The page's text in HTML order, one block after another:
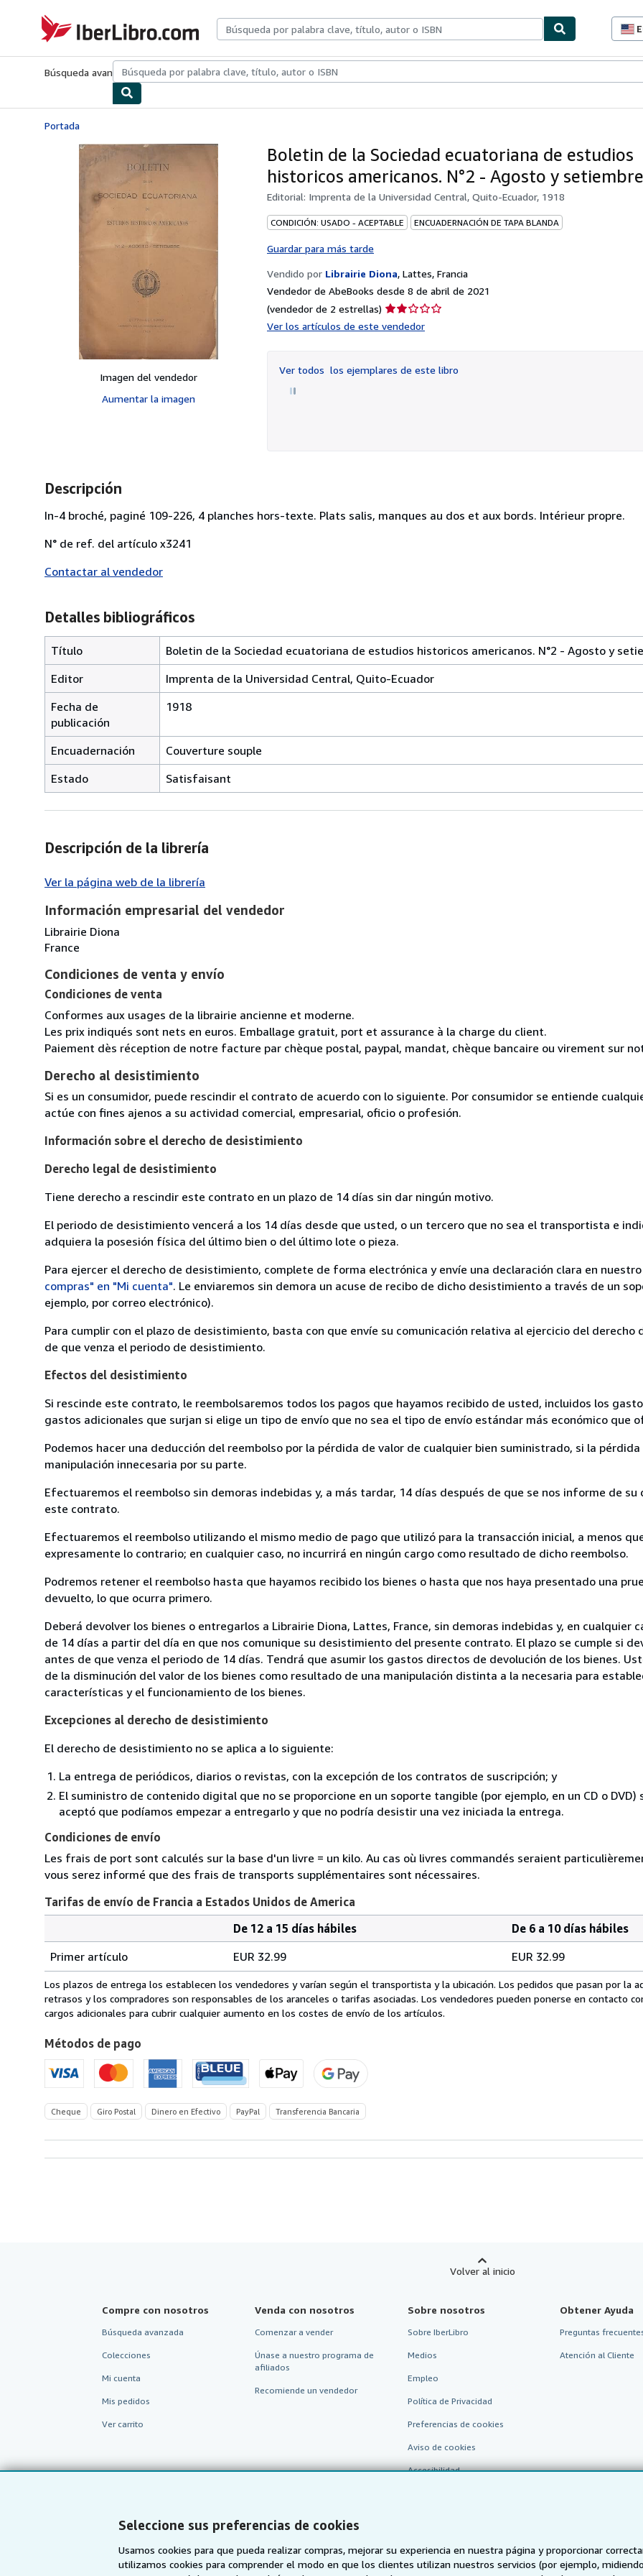
Seleccione sus preferencias de cookies
Usamos cookies para que pueda realizar compras, mejorar su experiencia en nuestra página y proporcionar
utilizamos cookies para comprender el modo en que los clientes utilizan nuestros servicios (por ejemplo,
IberLibro.com
Búsqueda avanzadaColecciones Libros antiguosArte y coleccionismo
Portada
Imagen del vendedor
Aumentar la imagen
Boletin de la Sociedad ecuatoriana de estudios
historicos americanos. N°2 - Agosto y setiembre
Editorial: Imprenta de la Universidad Central, Quito-Ecuador, 1918
CONDICIÓN: USADO - ACEPTABLE ENCUADERNACIÓN DE TAPA BLANDA
Guardar para más tarde
Vendido por Librairie Diona, Lattes, Francia
Vendedor de AbeBooks desde 8 de abril de 2021
(vendedor de 2 estrellas) Calificación
Ver los artículos de este vendedor
Ver todos los ejemplares de este libro
Descripción
In-4 broché, paginé 109-226, 4 planches hors-texte. Plats salis, manques au dos et aux bords. Intérieur propre.
N° de ref. del artículo x3241
Contactar al vendedor
Detalles bibliográficos
Título
Boletin de la Sociedad ecuatoriana de estudios historicos americanos. N°2 - Agosto y
Editor
Imprenta de la Universidad Central, Quito-Ecuador
Fecha de
publicación
1918
Encuadernación
Couverture souple
Estado
Satisfaisant
Descripción de la librería
Ver la página web de la librería
Información empresarial del vendedor
Librairie Diona
France
Condiciones de venta y envío
Condiciones de venta
Conformes aux usages de la librairie ancienne et moderne.
Les prix indiqués sont nets en euros. Emballage gratuit, port et assurance à la charge du client.
Paiement dès réception de notre facture par chèque postal, paypal, mandat, chèque bancaire ou virement sur
Derecho al desistimiento
Si es un consumidor, puede rescindir el contrato de acuerdo con lo siguiente. Por consumidor se entiende
actúe con fines ajenos a su actividad comercial, empresarial, oficio o profesión.
Información sobre el derecho de desistimiento
Derecho legal de desistimiento
Tiene derecho a rescindir este contrato en un plazo de 14 días sin dar ningún motivo.
El periodo de desistimiento vencerá a los 14 días desde que usted, o un tercero que no sea el transportista e
adquiera la posesión física del último bien o del último lote o pieza.
Para ejercer el derecho de desistimiento, complete de forma electrónica y envíe una declaración clara en
compras" en "Mi cuenta". Le enviaremos sin demora un acuse de recibo de dicho desistimiento a través de un
ejemplo, por correo electrónico).
Para cumplir con el plazo de desistimiento, basta con que envíe su comunicación relativa al ejercicio del
de que venza el periodo de desistimiento.
Efectos del desistimiento
Si rescinde este contrato, le reembolsaremos todos los pagos que hayamos recibido de usted, incluidos los
gastos adicionales que surjan si elige un tipo de envío que no sea el tipo de envío estándar más económico que
Podemos hacer una deducción del reembolso por la pérdida de valor de cualquier bien suministrado, si la
manipulación innecesaria por su parte.
Efectuaremos el reembolso sin demoras indebidas y, a más tardar, 14 días después de que se nos informe de
este contrato.
Efectuaremos el reembolso utilizando el mismo medio de pago que utilizó para la transacción inicial, a menos
expresamente lo contrario; en cualquier caso, no incurrirá en ningún cargo como resultado de dicho reembolso.
Podremos retener el reembolso hasta que hayamos recibido los bienes o hasta que nos haya presentado una
devuelto, lo que ocurra primero.
Deberá devolver los bienes o entregarlos a Librairie Diona, Lattes, France, sin demoras indebidas y, en cualquier
de 14 días a partir del día en que nos comunique su desistimiento del presente contrato. El plazo se cumple si
antes de que venza el periodo de 14 días. Tendrá que asumir los gastos directos de devolución de los bienes.
de la disminución del valor de los bienes como resultado de una manipulación distinta a la necesaria para
características y el funcionamiento de los bienes.
Excepciones al derecho de desistimiento
El derecho de desistimiento no se aplica a lo siguiente:
La entrega de periódicos, diarios o revistas, con la excepción de los contratos de suscripción; y
El suministro de contenido digital que no se proporcione en un soporte tangible (por ejemplo, en un CD o DVD)
aceptó que podíamos empezar a entregarlo y que no podría desistir una vez iniciada la entrega.
Condiciones de envío
Les frais de port sont calculés sur la base d'un livre = un kilo. Au cas où livres commandés seraient
vous serez informé que des frais de transports supplémentaires sont nécessaires.
Tarifas de envío de Francia a Estados Unidos de America
de
envío
de
Francia
Estados
Unidos
de
America
pedido
De 12 a 15 días hábiles
De 6 a 10 días hábiles
Primer artículo
EUR 32.99 EUR 32.99
Los plazos de entrega los establecen los vendedores y varían según el transportista y la ubicación. Los pedidos que pasan por la
retrasos y los compradores son responsables de los aranceles o tarifas asociadas. Los vendedores pueden ponerse en contacto
cargos adicionales para cubrir cualquier aumento en los costes de envío de los artículos.
Métodos de pago
Cheque Giro Postal Dinero en Efectivo PayPal Transferencia Bancaria
Volver al inicio
Compre con nosotros
Búsqueda avanzada
Colecciones
Mi cuenta
Mis pedidos
Ver carrito
Venda con nosotros
Comenzar a vender
Únase a nuestro programa de
afiliados
Recomiende un vendedor
Sobre nosotros
Sobre IberLibro
Medios
Empleo
Política de Privacidad
Preferencias de cookies
Aviso de cookies
Accesibilidad
Obtener Ayuda
Preguntas
Atención al Cliente